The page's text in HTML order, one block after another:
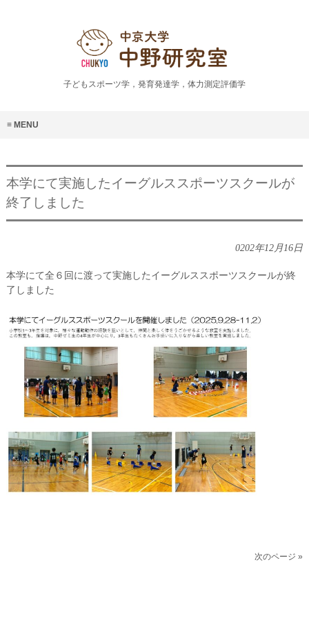
子どもスポーツ学，発育発達学，体力測定評価学
MENU
本学にて実施したイーグルススポーツスクールが
終了しました
0202年12月16日
本学にて全６回に渡って実施したイーグルススポーツスクールが終
了しました
次のページ »